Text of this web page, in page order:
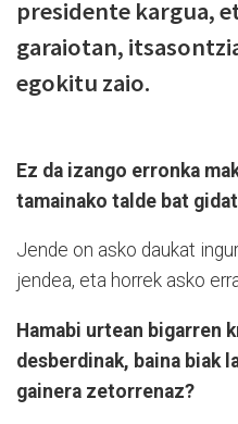
presidente kargua,
garaiotan,
egokitu zaio.
Ez da izango erronka
tamainako talde bat
Jende on asko daukat
jendea, eta horrek asko
Hamabi urtean bigarren
desberdinak, baina biak
gainera zetorrenaz?